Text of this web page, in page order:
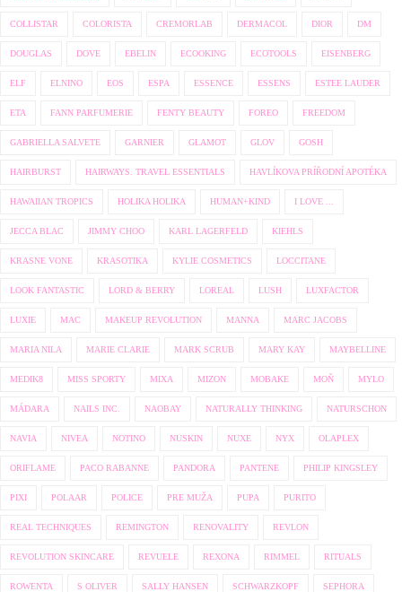
COLLISTAR COLORISTA CREMORLAB DERMACOL DIOR DM
DOUGLAS DOVE EBELIN ECOOKING ECOTOOLS EISENBERG
ELF ELNINO EOS ESPA ESSENCE ESSENS ESTEE LAUDER
ETA FANN PARFUMERIE FENTY BEAUTY FOREO FREEDOM
GABRIELLA SALVETE GARNIER GLAMOT GLOV GOSH
HAIRBURST HAIRWAYS. TRAVEL ESSENTIALS HAVLÍKOVA PRÍŘODNÍ APOTÉKA
HAWAIIAN TROPICS HOLIKA HOLIKA HUMAN+KIND I LOVE ...
JECCA BLAC JIMMY CHOO KARL LAGERFELD KIEHLS
KRASNE VONE KRASOTIKA KYLIE COSMETICS LOCCITANE
LOOK FANTASTIC LORD & BERRY LOREAL LUSH LUXFACTOR
LUXIE MAC MAKEUP REVOLUTION MANNA MARC JACOBS
MARIA NILA MARIE CLARIE MARK SCRUB MARY KAY MAYBELLINE
MEDIK8 MISS SPORTY MIXA MIZON MOBAKE MOŇ MYLO
MÁDARA NAILS INC. NAOBAY NATURALLY THINKING NATURSCHON
NAVIA NIVEA NOTINO NUSKIN NUXE NYX OLAPLEX
ORIFLAME PACO RABANNE PANDORA PANTENE PHILIP KINGSLEY
PIXI POLAAR POLICE PRE MUŽA PUPA PURITO
REAL TECHNIQUES REMINGTON RENOVALITY REVLON
REVOLUTION SKINCARE REVUELE REXONA RIMMEL RITUALS
ROWENTA S OLIVER SALLY HANSEN SCHWARZKOPF SEPHORA